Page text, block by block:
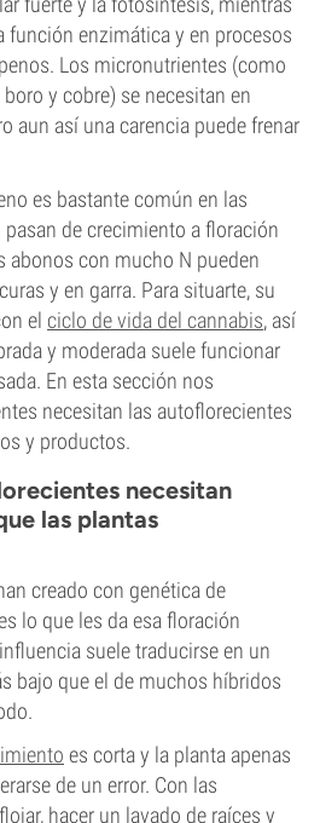
función enzimática y en procesos
Los micronutrientes (como
y cobre) se necesitan en
aun así una carencia puede frenar
es bastante común en las
de crecimiento a floración
abonos con mucho N pueden
y en garra. Para situarte, su
el ciclo de vida del cannabis, así
y moderada suele funcionar
En esta sección nos
necesitan las autoflorecientes
y productos.
necesitan
las plantas
creado con genética de
lo que les da esa floración
suele traducirse en un
bajo que el de muchos híbridos
es corta y la planta apenas
de un error. Con las
hacer un lavado de raíces y